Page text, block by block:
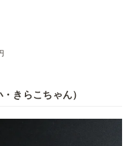
きらこちゃん）